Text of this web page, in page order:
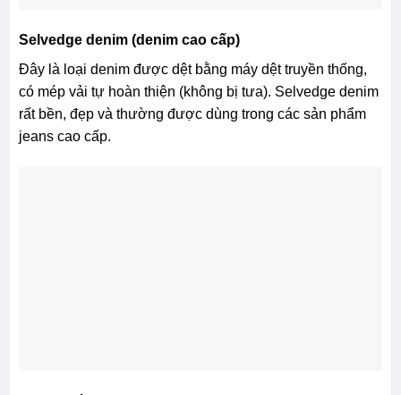
Selvedge denim (denim cao cấp)
Đây là loại denim được dệt bằng máy dệt truyền thống,
có mép vải tự hoàn thiện (không bị tưa). Selvedge denim
rất bền, đẹp và thường được dùng trong các sản phẩm
jeans cao cấp.